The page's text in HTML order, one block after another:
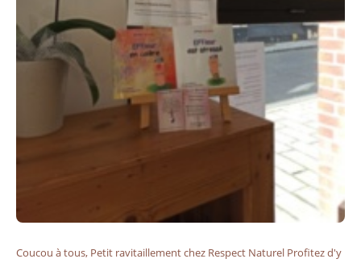
Coucou à tous, Petit ravitaillement chez Respect Naturel Profitez d'y